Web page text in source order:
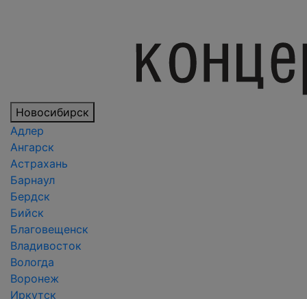
Новосибирск
Адлер
Ангарск
Астрахань
Барнаул
Бердск
Бийск
Благовещенск
Владивосток
Вологда
Воронеж
Иркутск